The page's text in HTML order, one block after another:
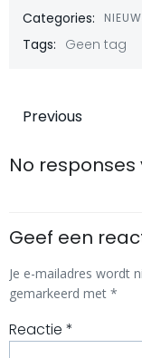
Categories:
Tags: Geen tag
Bericht
Previous
No responses
Geef een
Je e-mailadres wordt
gemarkeerd met *
Reactie *